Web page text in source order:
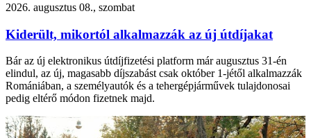
2026. augusztus 08., szombat
Kiderült, mikortól alkalmazzák az új útdíjakat
Bár az új elektronikus útdíjfizetési platform már augusztus 31-én
elindul, az új, magasabb díjszabást csak október 1-jétől alkalmazzák
Romániában, a személyautók és a tehergépjárművek tulajdonosai
pedig eltérő módon fizetnek majd.